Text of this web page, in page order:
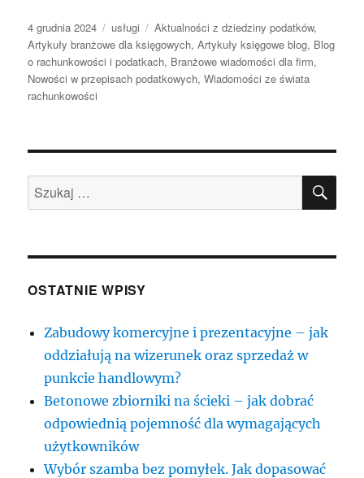
Data
publikacji
4 grudnia 2024 Kategorie
usługi Tagi
Aktualności z dziedziny podatków,
Artykuły branżowe dla księgowych,Artykuły księgowe blog, Blog
o rachunkowości i podatkach, Branżowe wiadomości dla firm,
Nowości w przepisach podatkowych,Wiadomości ze świata
rachunkowości
Szukaj:
OSTATNIE WPISY
Zabudowy komercyjne i prezentacyjne – jak
oddziałują na wizerunek oraz sprzedaż w
punkcie handlowym?
Betonowe zbiorniki na ścieki – jak dobrać
odpowiednią pojemność dla wymagających
użytkowników
Wybór szamba bez pomyłek. Jak dopasować